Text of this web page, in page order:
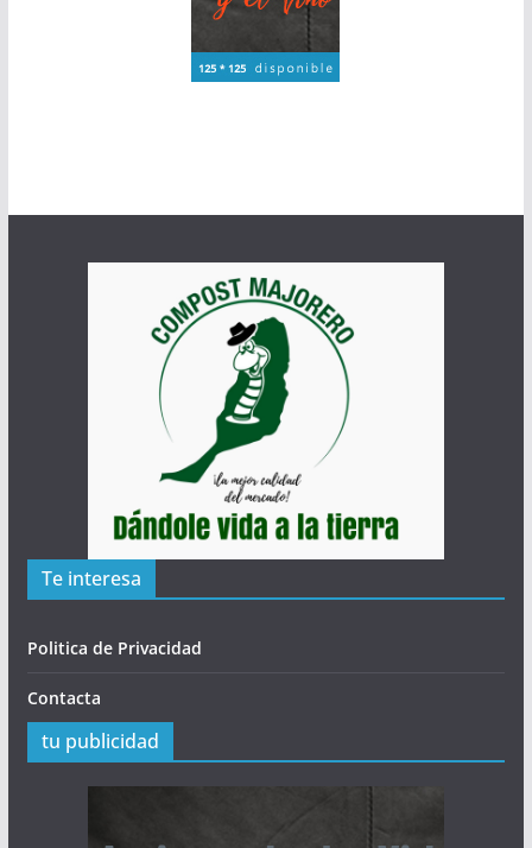
Te interesa
Politica de Privacidad
Contacta
tu publicidad